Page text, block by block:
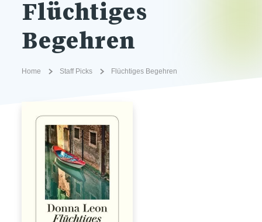
Flüchtiges
Begehren
Home Staff Picks Flüchtiges Begehren